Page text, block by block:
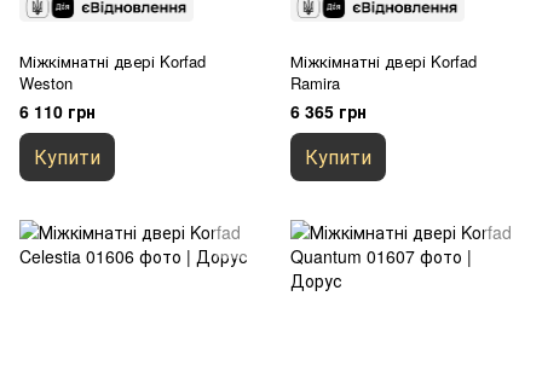
Міжкімнатні двері Korfad
Weston
6 110 грн
Купити
Міжкімнатні двері Korfad
Ramira
6 365 грн
Купити